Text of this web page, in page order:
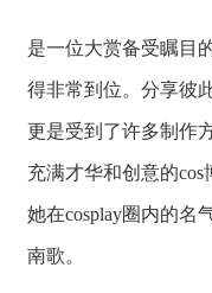
是一位大赏备受瞩目
得非常到位。分享彼
更是受到了许多制作
充满才华和创意的cos
她在cosplay圈内的名
南歌。